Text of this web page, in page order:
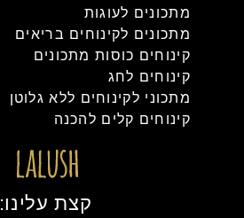
מתכונים לעוגות
מתכונים לקינוחים בריאים
קינוחים כוסות מתכונים
קינוחים לחג
מתכוני לקינוחים ללא גלוטן
קינוחים קלים להכנה
קצת עלינו: